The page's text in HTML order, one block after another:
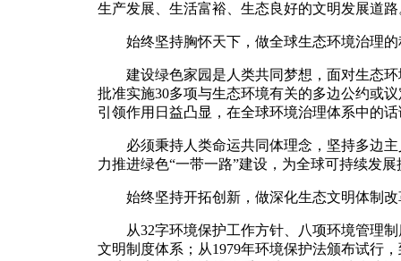
生产发展、生活富裕、生态良好的文明发展道路
始终坚持胸怀天下，做全球生态环境治理的
建设绿色家园是人类共同梦想，面对生态环
批准实施30多项与生态环境有关的多边公约或
引领作用日益凸显，在全球环境治理体系中的
必须秉持人类命运共同体理念，坚持多边主
力推进绿色“一带一路”建设，为全球可持续发
始终坚持开拓创新，做深化生态文明体制改
从32字环境保护工作方针、八项环境管理制
文明制度体系；从1979年环境保护法颁布试行